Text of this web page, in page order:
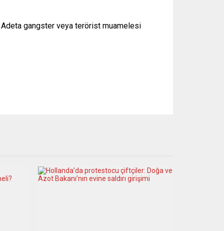
Adeta gangster veya terörist muamelesi